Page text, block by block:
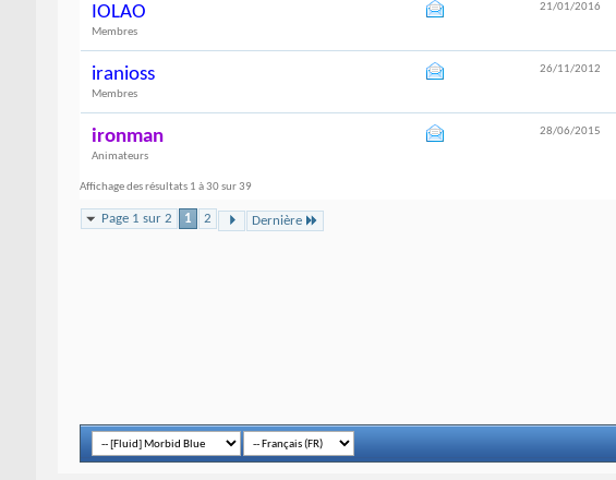
IOLAO
Membres
21/01/2016
iranioss
Membres
26/11/2012
ironman
Animateurs
28/06/2015
Affichage des résultats 1 à 30 sur 39
Page 1 sur 2 1 2 Dernière